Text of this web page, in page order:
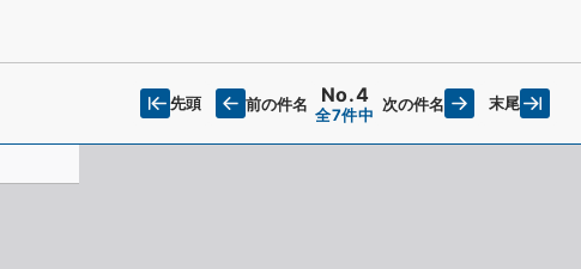
先頭 前の件名 No.4
全7件中
次の件名 末尾